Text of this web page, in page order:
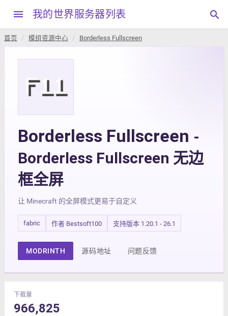
menu 我的世界服务器列表 search
首页 模组资源中心 Borderless Fullscreen
Borderless Fullscreen -
Borderless Fullscreen 无边
框全屏
让 Minecraft 的全屏模式更易于自定义
fabric 作者 Bestsoft100 支持版本 1.20.1 - 26.1
MODRINTH 源码地址 问题反馈
下载量
966,825